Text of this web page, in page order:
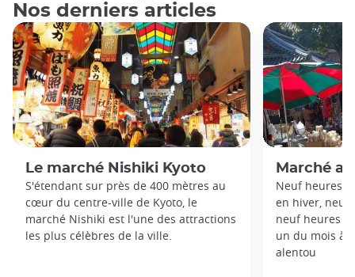
Nos derniers articles
Le marché Nishiki Kyoto
S'étendant sur près de 400 mètres au
cœur du centre-ville de Kyoto, le
marché Nishiki est l'une des attractions
les plus célèbres de la ville.
Marché
Neuf heures
en hiver, neuf
neuf heures
un du mois à
alentou